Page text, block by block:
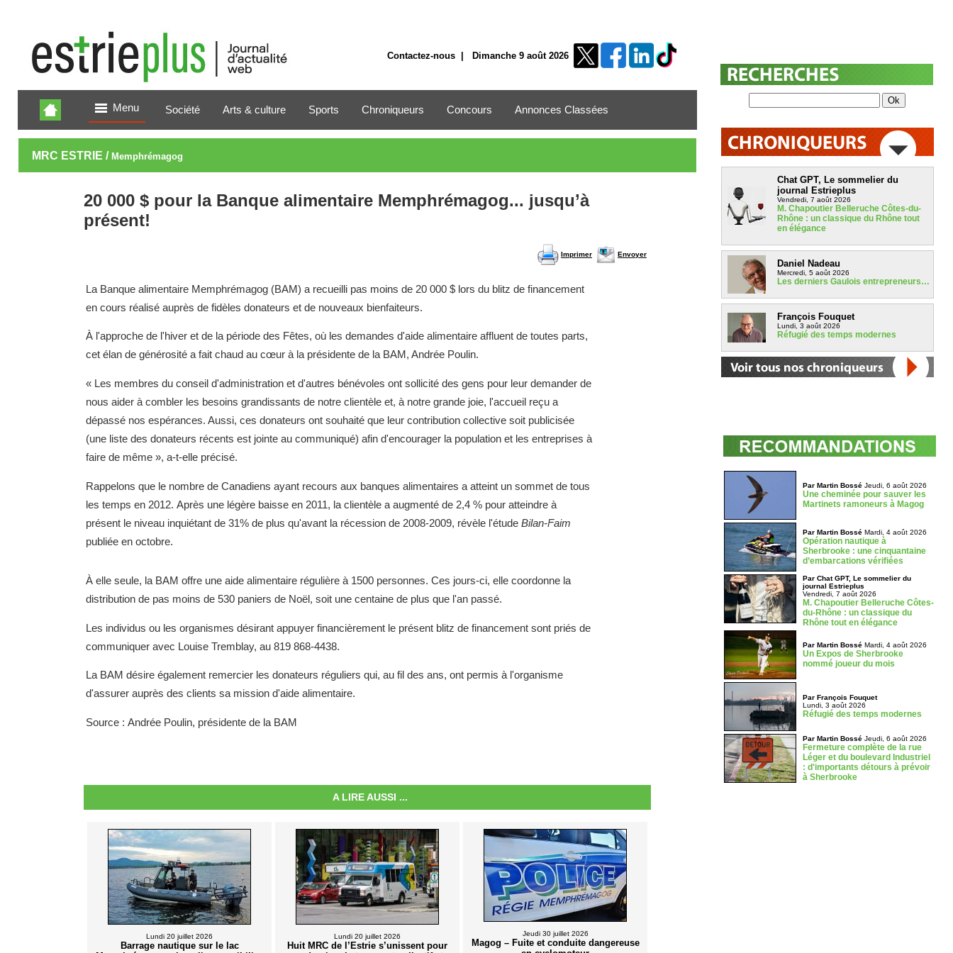
Contactez-nous| Dimanche 9 août 2026
Menu Société Arts & culture Sports Chroniqueurs Concours Annonces Classées
MRC ESTRIE / Memphrémagog
20 000 $ pour la Banque alimentaire Memphrémagog... jusqu’à
présent!
Imprimer Envoyer
La Banque alimentaire Memphrémagog (BAM) a recueilli pas moins de 20 000 $ lors du blitz de financement
en cours réalisé auprès de fidèles donateurs et de nouveaux bienfaiteurs.
À l'approche de l'hiver et de la période des Fêtes, où les demandes d'aide alimentaire affluent de toutes parts,
cet élan de générosité a fait chaud au cœur à la présidente de la BAM, Andrée Poulin.
« Les membres du conseil d'administration et d'autres bénévoles ont sollicité des gens pour leur demander de
nous aider à combler les besoins grandissants de notre clientèle et, à notre grande joie, l'accueil reçu a
dépassé nos espérances. Aussi, ces donateurs ont souhaité que leur contribution collective soit publicisée
(une liste des donateurs récents est jointe au communiqué) afin d'encourager la population et les entreprises à
faire de même », a-t-elle précisé.
Rappelons que le nombre de Canadiens ayant recours aux banques alimentaires a atteint un sommet de tous
les temps en 2012. Après une légère baisse en 2011, la clientèle a augmenté de 2,4 % pour atteindre à
présent le niveau inquiétant de 31% de plus qu'avant la récession de 2008-2009, révèle l'étude Bilan-Faim
publiée en octobre.
À elle seule, la BAM offre une aide alimentaire régulière à 1500 personnes. Ces jours-ci, elle coordonne la
distribution de pas moins de 530 paniers de Noël, soit une centaine de plus que l'an passé.
Les individus ou les organismes désirant appuyer financièrement le présent blitz de financement sont priés de
communiquer avec Louise Tremblay, au 819 868-4438.
La BAM désire également remercier les donateurs réguliers qui, au fil des ans, ont permis à l'organisme
d'assurer auprès des clients sa mission d'aide alimentaire.
Source : Andrée Poulin, présidente de la BAM
A LIRE AUSSI ...
Lundi 20 juillet 2026
Barrage nautique sur le lac
Lundi 20 juillet 2026
Huit MRC de l’Estrie s’unissent pour
Jeudi 30 juillet 2026
Magog – Fuite et conduite dangereuse
Chat GPT, Le sommelier du
journal Estrieplus
Vendredi, 7 août 2026
M. Chapoutier Belleruche Côtes-du-
Rhône : un classique du Rhône tout
en élégance
Daniel Nadeau
Mercredi, 5 août 2026
Les derniers Gaulois entrepreneurs…
François Fouquet
Lundi, 3 août 2026
Réfugié des temps modernes
Par Martin BosséJeudi, 6 août 2026
Une cheminée pour sauver les
Martinets ramoneurs à Magog
Par Martin BosséMardi, 4 août 2026
Opération nautique à
Sherbrooke : une cinquantaine
d’embarcations vérifiées
Par Chat GPT, Le sommelier du
journal Estrieplus
Vendredi, 7 août 2026
M. Chapoutier Belleruche Côtes-
du-Rhône : un classique du
Rhône tout en élégance
Par Martin BosséMardi, 4 août 2026
Un Expos de Sherbrooke
nommé joueur du mois
Par François Fouquet
Lundi, 3 août 2026
Réfugié des temps modernes
Par Martin BosséJeudi, 6 août 2026
Fermeture complète de la rue
Léger et du boulevard Industriel
: d'importants détours à prévoir
à Sherbrooke